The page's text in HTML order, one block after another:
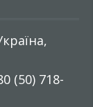
(50) 718-